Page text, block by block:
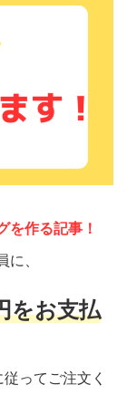
を作る記事！
、
をお支払
ってご注文く